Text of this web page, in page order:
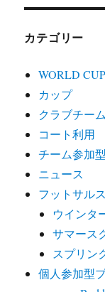
カテゴリー
WORLD CUP
カップ
クラブチーム
コート利用
チーム参加
ニュース
フットサル
ウインタ
サマース
スプリン
個人参加型